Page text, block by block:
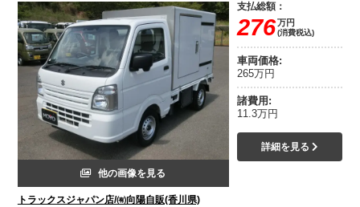
他の画像を見る
トラックスジャパン店/㈲向陽自販(香川県)
支払総額：
276万円
(消費税込)
車両価格:
265万円
諸費用:
11.3万円
詳細を見る